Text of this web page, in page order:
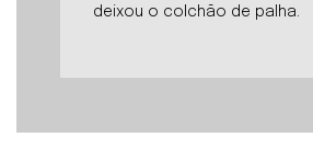
deixou o colchão de palha.